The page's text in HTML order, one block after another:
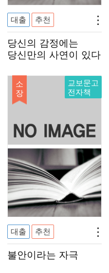
대출 추천
당신의 감정에는
당신만의 사연이 있다
소
장
교보문고
전자책
대출 추천
불안이라는 자극